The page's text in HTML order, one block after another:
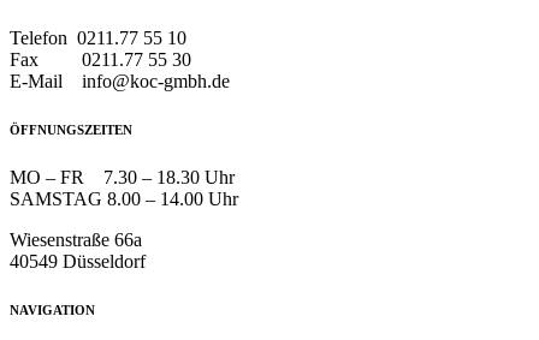
Telefon 0211.77 55 10
Fax 0211.77 55 30
E-Mail info@koc-gmbh.de
ÖFFNUNGSZEITEN
MO – FR 7.30 – 18.30 Uhr
SAMSTAG 8.00 – 14.00 Uhr
Wiesenstraße 66a
40549 Düsseldorf
NAVIGATION